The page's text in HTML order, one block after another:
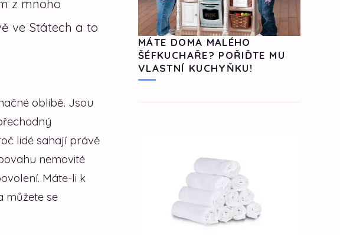
z mnoho
ve Státech a to
oblibě. Jsou
lidé sahají právě
nemovité
Máte-li k
můžete se
MÁTE DOMA MALÉHO
ŠÉFKUCHAŘE? POŘIĎTE MU
VLASTNÍ KUCHYŇKU!